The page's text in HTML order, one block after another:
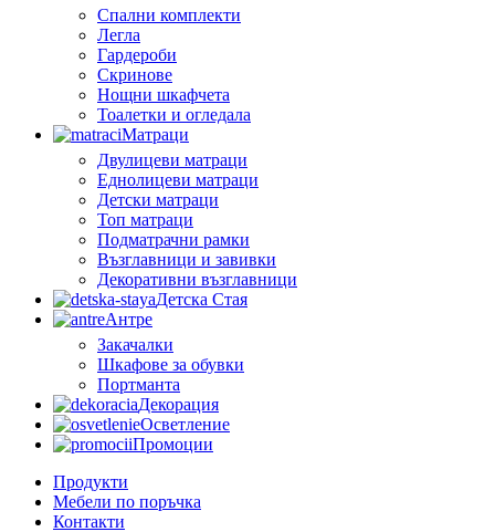
Спални комплекти
Легла
Гардероби
Скринове
Нощни шкафчета
Тоалетки и огледала
Матраци
Двулицеви матраци
Еднолицеви матраци
Детски матраци
Топ матраци
Подматрачни рамки
Възглавници и завивки
Декоративни възглавници
Детска Стая
Антре
Закачалки
Шкафове за обувки
Портманта
Декорация
Осветление
Промоции
Продукти
Мебели по поръчка
Контакти